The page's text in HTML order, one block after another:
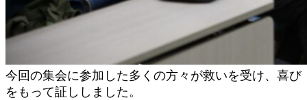
今回の集会に参加した多くの方々が救いを受け、喜び
をもって証ししました。